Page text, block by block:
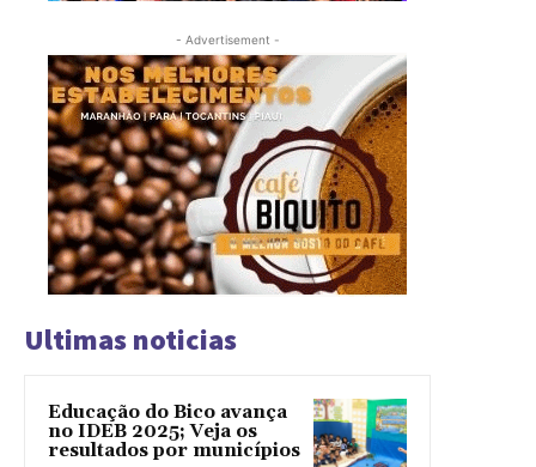
- Advertisement -
Ultimas noticias
Educação do Bico avança
no IDEB 2025; Veja os
resultados por municípios